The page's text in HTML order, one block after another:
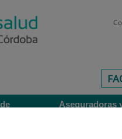
centros-
Aseguradoras